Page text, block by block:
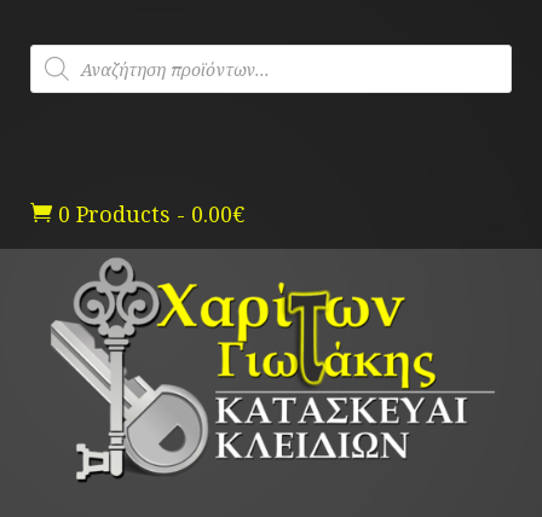
content
Products
search
 0 Products - 0.00€